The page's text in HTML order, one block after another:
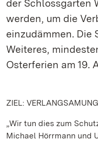
der Schlossgarten
werden, um die
einzudämmen.
Weiteres,
Osterferien am 19.
ZIEL:
„Wir tun dies zum
Michael Hörrmann und